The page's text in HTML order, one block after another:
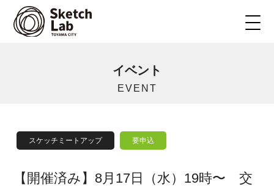
イベント
EVENT
【開催済み】8月17日（水）19時〜 交
スケッチミートアップ 要申込